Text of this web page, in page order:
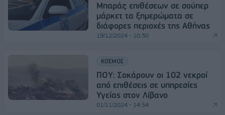
Μπαράζ επιθέσεων σε σούπερ
μάρκετ τα ξημερώματα σε
διάφορες περιοχές της Αθήνας
19/12/2024 - 10:30
ΚΟΣΜΟΣ
ΠΟΥ: Σοκάρουν οι 102 νεκροί
από επιθέσεις σε υπηρεσίες
Υγείας στον Λίβανο
01/11/2024 - 14:54